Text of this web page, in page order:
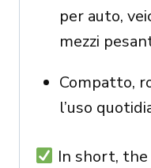
per auto,
mezzi
Compatto,
l’uso
In short, the